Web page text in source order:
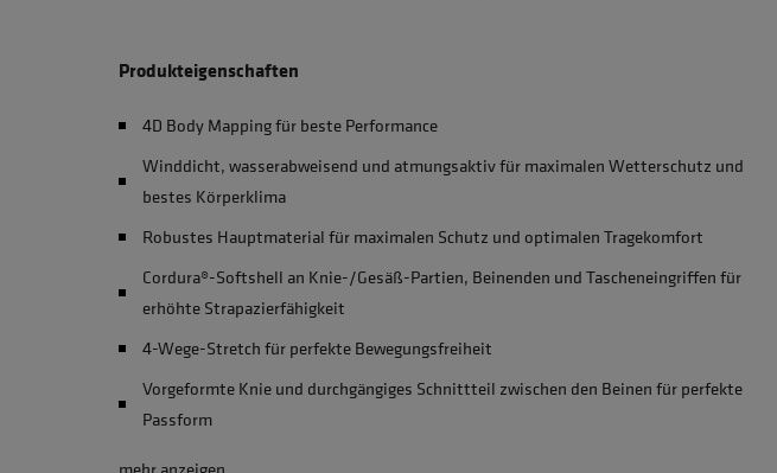
Produkteigenschaften
4D Body Mapping für beste Performance
Winddicht, wasserabweisend und atmungsaktiv für maximalen Wetterschutz und
bestes Körperklima
Robustes Hauptmaterial für maximalen Schutz und optimalen Tragekomfort
Cordura®-Softshell an Knie-/Gesäß-Partien, Beinenden und Tascheneingriffen für
erhöhte Strapazierfähigkeit
4-Wege-Stretch für perfekte Bewegungsfreiheit
Vorgeformte Knie und durchgängiges Schnittteil zwischen den Beinen für perfekte
Passform